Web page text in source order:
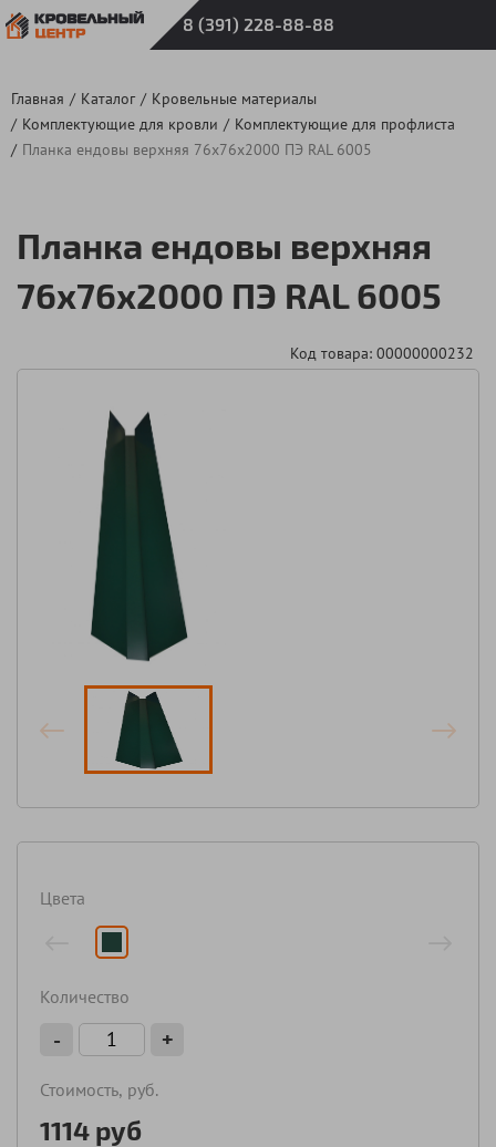
8 (391) 228-88-88
Главная Каталог
Кровельные материалы
Комплектующие для кровли
Комплектующие для профлиста
Планка ендовы верхняя 76х76х2000 ПЭ RAL 6005
Планка ендовы верхняя
76х76х2000 ПЭ RAL 6005
Код товара: 00000000232
Цвета
Количество
- +
Стоимость, руб.
1114 руб